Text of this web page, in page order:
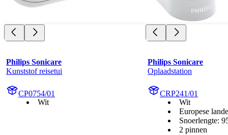
Philips Sonicare
Kunststof reisetui
CP0754/01
Wit
Philips Sonicare
Oplaadstation
CRP241/01
Wit
Europese
Snoerlengte:
2 pinnen